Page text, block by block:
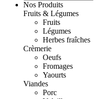
Nos Produits
Fruits & Légumes
Fruits
Légumes
Herbes fraîches
Crèmerie
Oeufs
Fromages
Yaourts
Viandes
Porc